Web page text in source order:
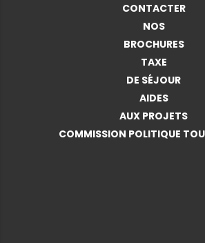
CONTACTER
NOS
BROCHURES
TAXE
DE SÉJOUR
AIDES
AUX PROJETS
COMMISSION POLITIQUE